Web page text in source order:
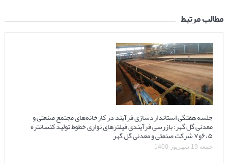
مطالب مرتبط
جلسه هفتگی استانداردسازی فرآیند در کارخانه‌های مجتمع صنعتی و
معدنی گل گهر: بازرسی فرآیندی فیلترهای نواری خطوط تولید کنسانتره
۶،۵و۷ شرکت صنعتی و معدنی گل گهر
جمعه 19 شهریور 1400